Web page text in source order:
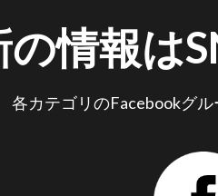
の情報は
各カテゴリのFacebookグ